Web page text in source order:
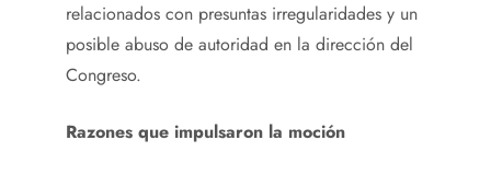
relacionados con presuntas irregularidades y un
posible abuso de autoridad en la dirección del
Congreso.
Razones que impulsaron la moción